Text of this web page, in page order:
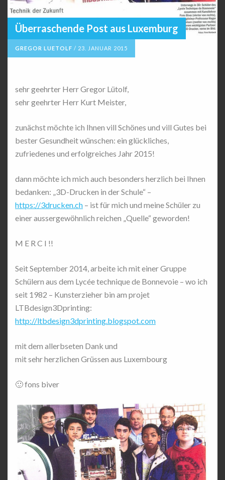
Überraschende Post aus Luxemburg
GREGOR LUETOLF / 23. JANUAR 2015
sehr geehrter Herr Gregor Lütolf,
sehr geehrter Herr Kurt Meister,
zunächst möchte ich Ihnen vill Schönes und vill Gutes bei
bester Gesundheit wünschen: ein glückliches,
zufriedenes und erfolgreiches Jahr 2015!
dann möchte ich mich auch besonders herzlich bei Ihnen
bedanken: „3D-Drucken in der Schule“ –
https://3drucken.ch – ist für mich und meine Schüler zu
einer aussergewöhnlich reichen „Quelle“ geworden!
M E R C I !!
Seit September 2014, arbeite ich mit einer Gruppe
Schülern aus dem Lycée technique de Bonnevoie – wo ich
seit 1982 – Kunsterzieher bin am projet
LTBdesign3Dprinting:
http://ltbdesign3dprinting.blogspot.com
mit dem allerbseten Dank und
mit sehr herzlichen Grüssen aus Luxembourg
🙂 fons biver